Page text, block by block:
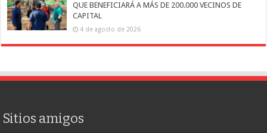
QUE BENEFICIARÁ A MÁS DE 200.000 VECINOS DE
CAPITAL
4 de agosto de 2026
Sitios amigos